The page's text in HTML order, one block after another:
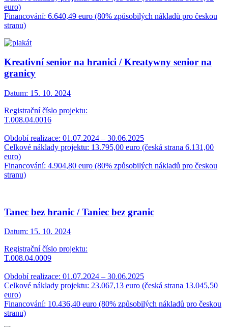
euro)
Financování: 6.640,49 euro (80% způsobilých nákladů pro českou
stranu)
Kreativní senior na hranici / Kreatywny senior na
granicy
Datum: 15. 10. 2024
Registrační číslo projektu:
T.008.04.0016
Období realizace: 01.07.2024 – 30.06.2025
Celkové náklady projektu: 13.795,00 euro (česká strana 6.131,00
euro)
Financování: 4.904,80 euro (80% způsobilých nákladů pro českou
stranu)
Tanec bez hranic / Taniec bez granic
Datum: 15. 10. 2024
Registrační číslo projektu:
T.008.04.0009
Období realizace: 01.07.2024 – 30.06.2025
Celkové náklady projektu: 23.067,13 euro (česká strana 13.045,50
euro)
Financování: 10.436,40 euro (80% způsobilých nákladů pro českou
stranu)